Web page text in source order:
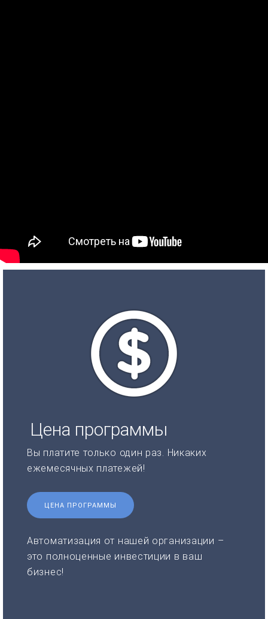
Цена программы
Вы платите только один раз. Никаких
ежемесячных платежей!
ЦЕНА ПРОГРАММЫ
Автоматизация от нашей организации –
это полноценные инвестиции в ваш
бизнес!